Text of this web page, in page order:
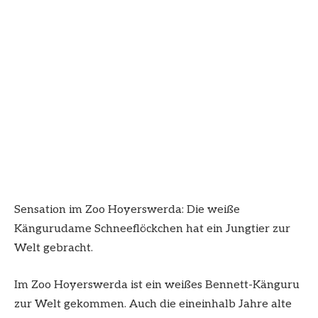
Sensation im Zoo Hoyerswerda: Die weiße
Kängurudame Schneeflöckchen hat ein Jungtier zur
Welt gebracht.
Im Zoo Hoyerswerda ist ein weißes Bennett-Känguru
zur Welt gekommen. Auch die eineinhalb Jahre alte